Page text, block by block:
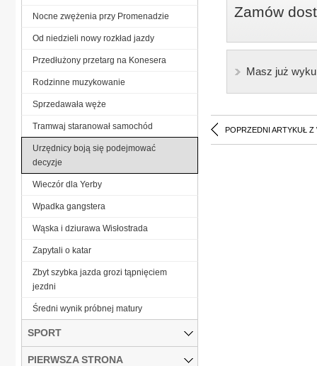
Zamów
Masz już
POPRZEDNI ARTYKUŁ Z
Nocne zwężenia przy Promenadzie
Od niedzieli nowy rozkład jazdy
Przedłużony przetarg na Konesera
Rodzinne muzykowanie
Sprzedawała węże
Tramwaj staranował samochód
Urzędnicy boją się podejmować
decyzje
Wieczór dla Yerby
Wpadka gangstera
Wąska i dziurawa Wisłostrada
Zapytali o katar
Zbyt szybka jazda grozi tąpnięciem
jezdni
Średni wynik próbnej matury
SPORT
PIERWSZA STRONA